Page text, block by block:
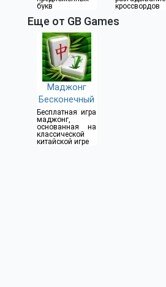
букв
кроссвордов
Еще от GB Games
Маджонг
Бесконечный
Бесплатная игра
маджонг,
основанная на
классической
китайской игре